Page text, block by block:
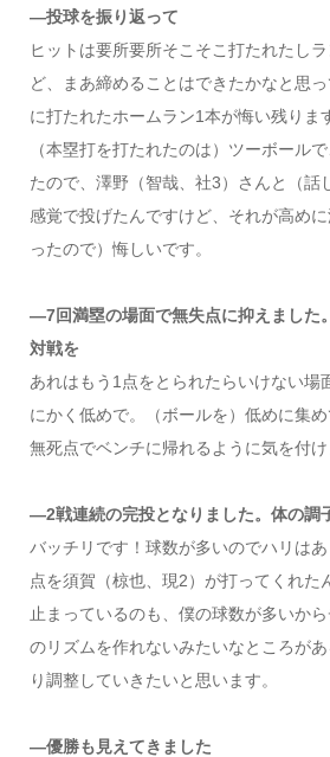
―投球を振り返って
ヒットは要所要所そこそこ打たれたし
ど、まあ締めることはできたかなと思
に打たれたホームラン1本が悔い残りま
（本塁打を打たれたのは）ツーボール
たので、澤野（智哉、社3）さんと（話
感覚で投げたんですけど、それが高め
ったので）悔しいです。
―7回満塁の場面で無失点に抑えました
対戦を
あれはもう1点をとられたらいけない場
にかく低めで。（ボールを）低めに集
無死点でベンチに帰れるように気を付け
―2戦連続の完投となりました。体の調
バッチリです！球数が多いのでハリは
点を須賀（椋也、現2）が打ってくれた
止まっているのも、僕の球数が多いか
のリズムを作れないみたいなところが
り調整していきたいと思います。
―優勝も見えてきました